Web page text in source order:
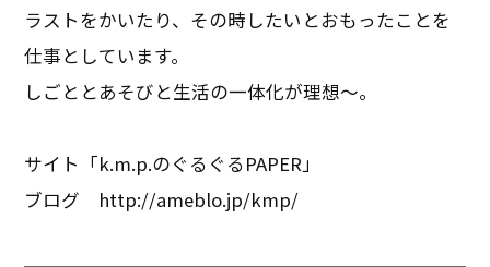
ラストをかいたり、その時したいとおもったことを
仕事としています。
しごととあそびと生活の一体化が理想～。
サイト「k.m.p.のぐるぐるPAPER」
ブログ http://ameblo.jp/kmp/